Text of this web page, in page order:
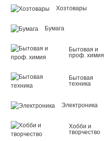
Хозтовары
Бумага
Бытовая и
проф. химия
Бытовая
техника
Электроника
Хобби и
творчество